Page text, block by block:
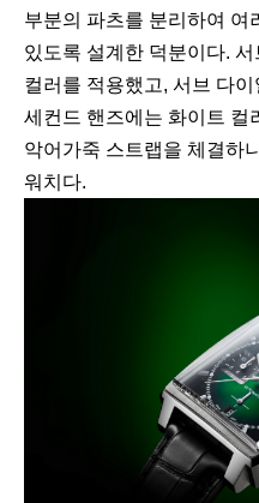
부분의 파츠를 분리하여 여
있도록 설계한 덕분이다.
컬러를 적용했고, 서브 다
세컨드 핸즈에는 화이트 컬
악어가죽 스트랩을 체결하
워치다.